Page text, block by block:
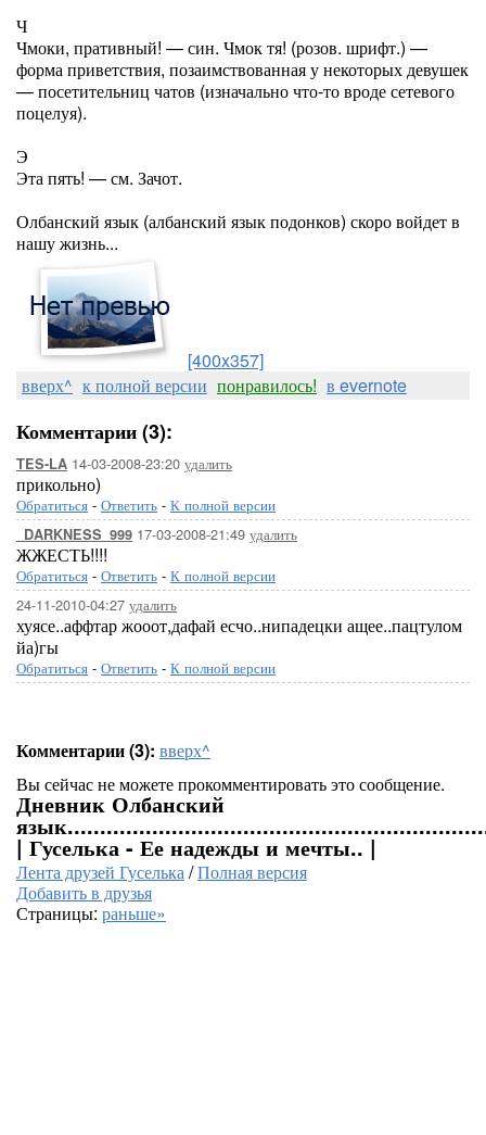
Ч
Чмоки, пративный! — син. Чмок тя! (розов. шрифт.) —
форма приветствия, позаимствованная у некоторых девушек
— посетительниц чатов (изначально что-то вроде сетевого
поцелуя).
Э
Эта пять! — см. Зачот.
Олбанский язык (албанский язык подонков) скоро войдет в
нашу жизнь...
[400x357]
вверх^ к полной версии понравилось! в evernote
Комментарии (3):
TES-LA 14-03-2008-23:20 удалить
прикольно)
Обратиться - Ответить - К полной версии
_DARKNESS_999 17-03-2008-21:49 удалить
ЖЖЕСТЬ!!!!
Обратиться - Ответить - К полной версии
24-11-2010-04:27 удалить
хуясе..аффтар жооот,дафай есчо..нипадецки ащее..пацтулом
йа)гы
Обратиться - Ответить - К полной версии
Комментарии (3): вверх^
Вы сейчас не можете прокомментировать это сообщение.
Дневник Олбанский
| Гуселька - Ее надежды и мечты.. |
Лента друзей Гуселька/Полная версия
Добавить в друзья
Страницы: раньше»